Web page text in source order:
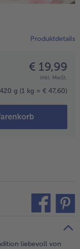
Produktdetails
€ 19,99
inkl. MwSt.
g (1 kg = € 47,60)
liebevoll von